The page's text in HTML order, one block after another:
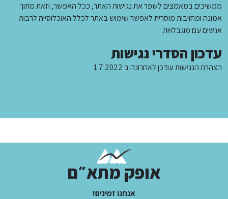
ממשיכים במאמצים לשפר את נגישות האתר, ככל האפשר, וזאת מתוך
אמונה ומחויבות מוסרית לאפשר שימוש באתר לכלל האוכלוסייה לרבות
אנשים עם מוגבלויות.
עדכון הסדרי נגישות
הצהרת הנגישות עודכן לאחרונה ב 1.7.2022
אופק מתא״ם
אנחנו זמינים!